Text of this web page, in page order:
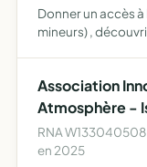
Donner un accès
mineurs) ,
de…
Association
Atmosphère -
RNA
en 2025